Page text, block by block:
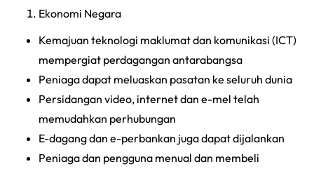
Ekonomi Negara
Kemajuan teknologi maklumat dan komunikasi (ICT)
mempergiat perdagangan antarabangsa
Peniaga dapat meluaskan pasatan ke seluruh dunia
Persidangan video, internet dan e-mel telah
memudahkan perhubungan
E-dagang dan e-perbankan juga dapat dijalankan
Peniaga dan pengguna menual dan membeli